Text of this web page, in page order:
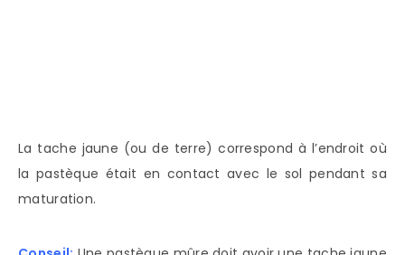
La tache jaune (ou de terre) correspond à l’endroit où
la pastèque était en contact avec le sol pendant sa
maturation.